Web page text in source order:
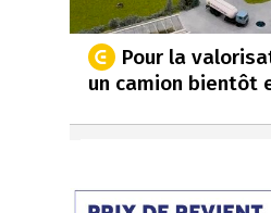
Pour la
un camion bientôt